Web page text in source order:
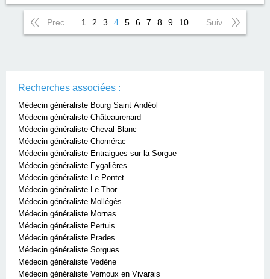
Prec 1 2 3 4 5 6 7 8 9 10 Suiv
Recherches associées :
Médecin généraliste Bourg Saint Andéol
Médecin généraliste Châteaurenard
Médecin généraliste Cheval Blanc
Médecin généraliste Chomérac
Médecin généraliste Entraigues sur la Sorgue
Médecin généraliste Eygalières
Médecin généraliste Le Pontet
Médecin généraliste Le Thor
Médecin généraliste Mollégès
Médecin généraliste Mornas
Médecin généraliste Pertuis
Médecin généraliste Prades
Médecin généraliste Sorgues
Médecin généraliste Vedène
Médecin généraliste Vernoux en Vivarais